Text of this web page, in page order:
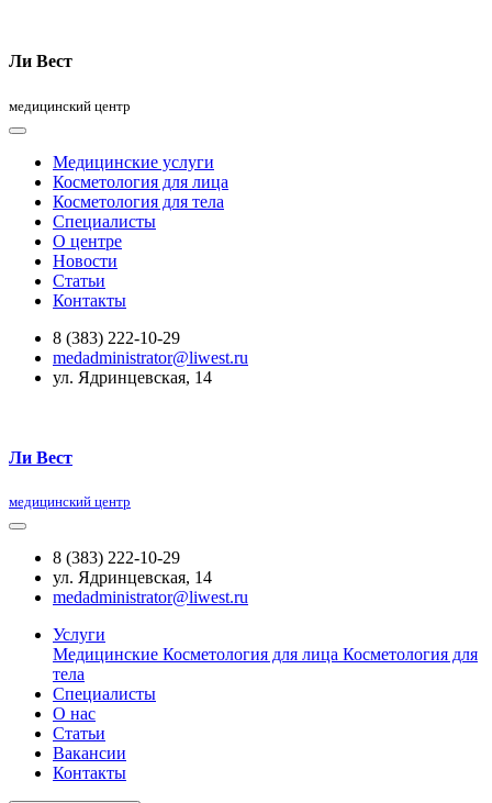
Ли Вест
медицинский центр
Медицинские услуги
Косметология для лица
Косметология для тела
Специалисты
О центре
Новости
Статьи
Контакты
8 (383) 222-10-29
medadministrator@liwest.ru
ул. Ядринцевская, 14
Ли Вест
медицинский центр
8 (383) 222-10-29
ул. Ядринцевская, 14
medadministrator@liwest.ru
Услуги
Медицинские Косметология для лица Косметология для
тела
Специалисты
О нас
Статьи
Вакансии
Контакты